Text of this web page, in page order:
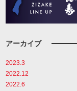
アーカイブ
2023.3
2022.12
2022.6